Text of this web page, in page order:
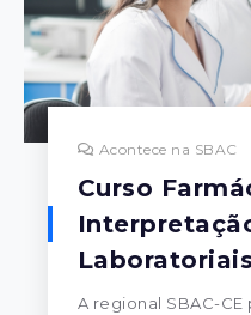
Acontece na SBAC
Curso
Laboratoriais
A regional SBAC-